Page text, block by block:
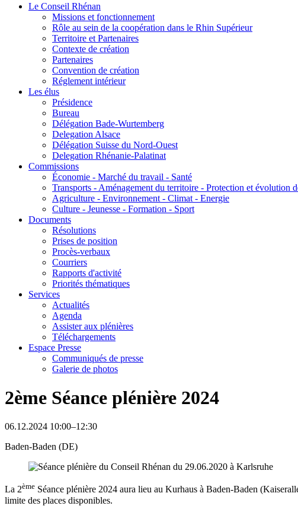
Le Conseil Rhénan
Missions et fonctionnement
Rôle au sein de la coopération dans le Rhin Supérieur
Territoire et Partenaires
Contexte de création
Partenaires
Convention de création
Réglement intérieur
Les élus
Présidence
Bureau
Délégation Bade-Wurtemberg
Delegation Alsace
Délégation Suisse du Nord-Ouest
Delegation Rhénanie-Palatinat
Commissions
Économie - Marché du travail - Santé
Transports - Aménagement du territoire - Protection et évolution
Agriculture - Environnement - Climat - Energie
Culture - Jeunesse - Formation - Sport
Documents
Résolutions
Prises de position
Procès-verbaux
Courriers
Rapports d'activité
Priorités thématiques
Services
Actualités
Agenda
Assister aux plénières
Téléchargements
Espace Presse
Communiqués de presse
Galerie de photos
2ème Séance plénière 2024
06.12.2024 10:00–12:30
Baden-Baden (DE)
La 2ème Séance plénière 2024 aura lieu au Kurhaus à Baden-Baden
limite des places disponibles.